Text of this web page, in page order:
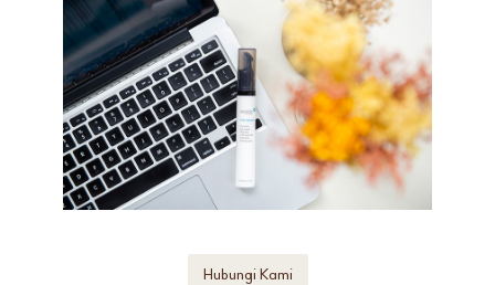
Hubungi Kami